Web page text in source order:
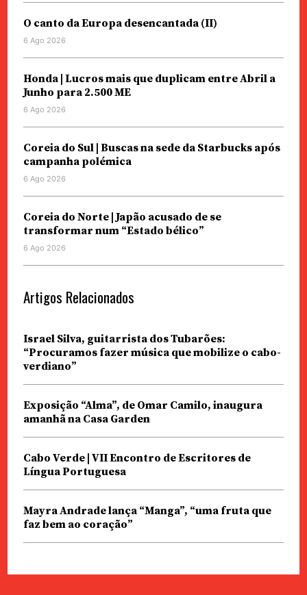
O canto da Europa desencantada (II)
6 Ago 2026
Honda | Lucros mais que duplicam entre Abril a
Junho para 2.500 ME
6 Ago 2026
Coreia do Sul | Buscas na sede da Starbucks após
campanha polémica
6 Ago 2026
Coreia do Norte | Japão acusado de se
transformar num “Estado bélico”
6 Ago 2026
Artigos Relacionados
Israel Silva, guitarrista dos Tubarões:
“Procuramos fazer música que mobilize o cabo-
verdiano”
Exposição “Alma”, de Omar Camilo, inaugura
amanhã na Casa Garden
Cabo Verde | VII Encontro de Escritores de
Língua Portuguesa
Mayra Andrade lança “Manga”, “uma fruta que
faz bem ao coração”